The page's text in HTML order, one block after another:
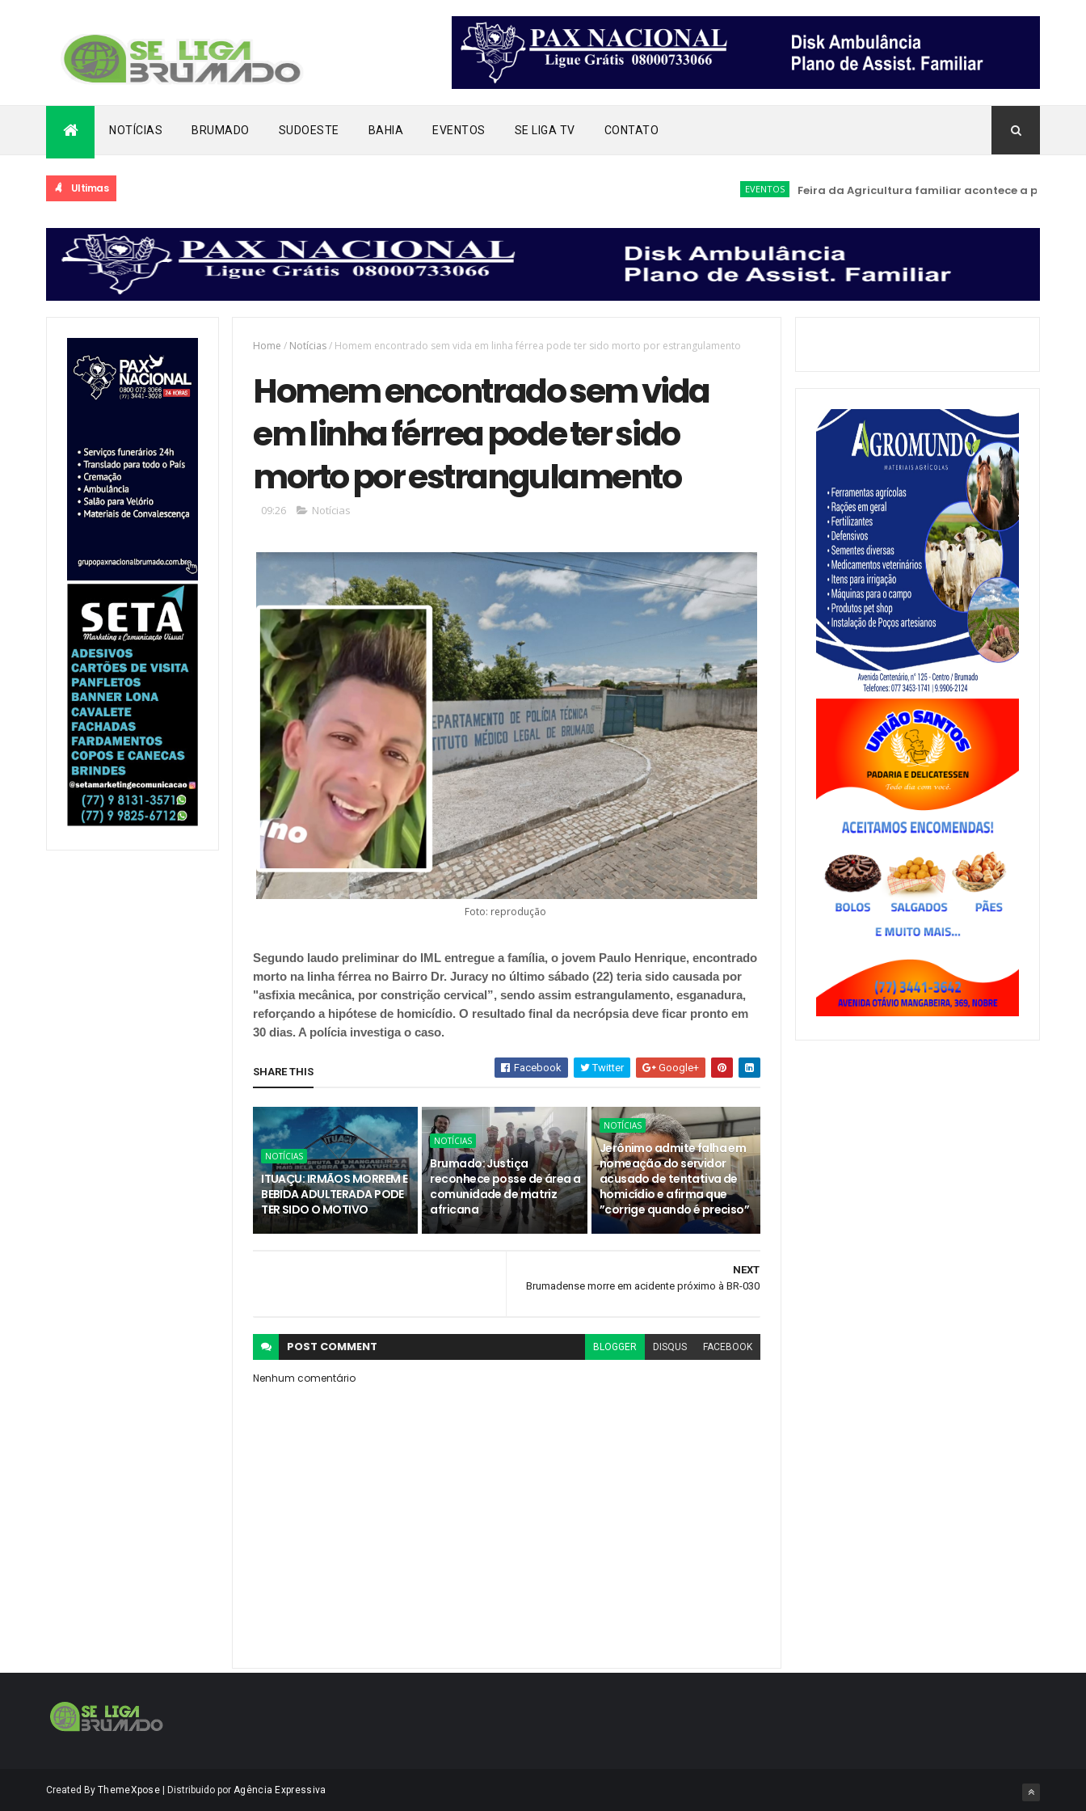
NOTÍCIAS BRUMADO SUDOESTE BAHIA EVENTOS SE LIGA TV CONTATO
Ultimas EVENTOS
Feira da Agricultura familiar acontece a partir de
Home / Notícias/ Homem encontrado sem vida em linha férrea pode ter sido morto por estrangulamento
Homem encontrado sem vida
em linha férrea pode ter sido
morto por estrangulamento
09:26 Notícias
Foto: reprodução
Segundo laudo preliminar do IML entregue a família, o jovem Paulo Henrique, encontrado
morto na linha férrea no Bairro Dr. Juracy no último sábado (22) teria sido causada por
"asfixia mecânica, por constrição cervical”, sendo assim estrangulamento, esganadura,
reforçando a hipótese de homicídio. O resultado final da necrópsia deve ficar pronto em
30 dias. A polícia investiga o caso.
SHARE THIS Facebook Twitter Google+
NOTÍCIAS
ITUAÇU: IRMÃOS MORREM E
BEBIDA ADULTERADA PODE
TER SIDO O MOTIVO
NOTÍCIAS
Brumado: Justiça
reconhece posse de área a
comunidade de matriz
africana
NOTÍCIAS
Jerônimo admite falha em
nomeação do servidor
acusado de tentativa de
homicídio e afirma que
”corrige quando é preciso”
NEXT
Brumadense morre em acidente próximo à BR-030
POST COMMENT BLOGGER DISQUS FACEBOOK
Nenhum comentário
Created By ThemeXpose | Distribuido por Agência Expressiva